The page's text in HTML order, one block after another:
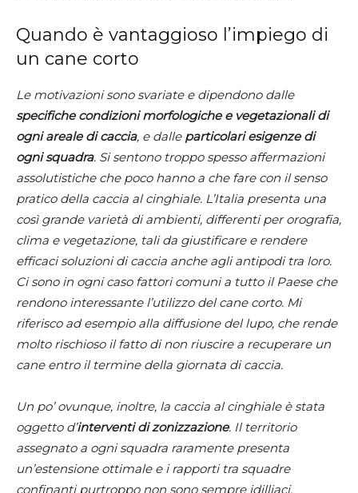
Quando è vantaggioso l’impiego di
un cane corto
Le motivazioni sono svariate e dipendono dalle
specifiche condizioni morfologiche e vegetazionali di
ogni areale di caccia, e dalle particolari esigenze di
ogni squadra. Si sentono troppo spesso affermazioni
assolutistiche che poco hanno a che fare con il senso
pratico della caccia al cinghiale. L’Italia presenta una
così grande varietà di ambienti, differenti per orografia,
clima e vegetazione, tali da giustificare e rendere
efficaci soluzioni di caccia anche agli antipodi tra loro.
Ci sono in ogni caso fattori comuni a tutto il Paese che
rendono interessante l’utilizzo del cane corto. Mi
riferisco ad esempio alla diffusione del lupo, che rende
molto rischioso il fatto di non riuscire a recuperare un
cane entro il termine della giornata di caccia.
Un po’ ovunque, inoltre, la caccia al cinghiale è stata
oggetto d’interventi di zonizzazione. Il territorio
assegnato a ogni squadra raramente presenta
un’estensione ottimale e i rapporti tra squadre
confinanti purtroppo non sono sempre idilliaci.